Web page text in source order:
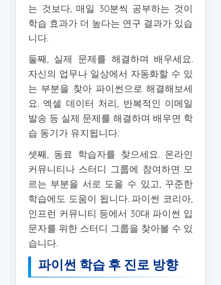
는 것보다, 매일 30분씩 공부하는 것이
학습 효과가 더 높다는 연구 결과가 있습
니다.
둘째, 실제 문제를 해결하며 배우세요.
자신의 업무나 일상에서 자동화할 수 있
는 부분을 찾아 파이썬으로 해결해보세
요. 엑셀 데이터 처리, 반복적인 이메일
발송 등 실제 문제를 해결하며 배우면 학
습 동기가 유지됩니다.
셋째, 동료 학습자를 찾으세요. 온라인
커뮤니티나 스터디 그룹에 참여하면 모
르는 부분을 서로 도울 수 있고, 꾸준한
학습에도 도움이 됩니다. 파이썬 코리아,
인프런 커뮤니티 등에서 30대 파이썬 입
문자를 위한 스터디 그룹을 찾아볼 수 있
습니다.
파이썬 학습 후 진로 방향